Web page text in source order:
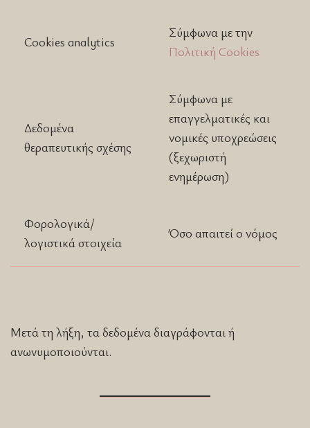
Cookies analytics
Σύμφωνα με την
Πολιτική Cookies
Δεδομένα
θεραπευτικής σχέσης
Σύμφωνα με
επαγγελματικές και
νομικές υποχρεώσεις
(ξεχωριστή
ενημέρωση)
Φορολογικά/
λογιστικά στοιχεία
Όσο απαιτεί ο νόμος
Μετά τη λήξη, τα δεδομένα διαγράφονται ή
ανωνυμοποιούνται.